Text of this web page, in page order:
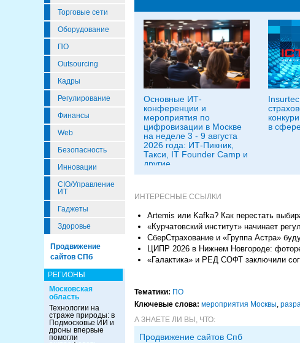
Торговые сети
Оборудование
ПО
Outsourcing
Кадры
Регулирование
Финансы
Web
Безопасность
Инновации
CIO/Управление
ИТ
Гаджеты
Здоровье
Продвижение
сайтов СПб
РЕГИОНЫ
Московская
область
Технологии на
страже природы: в
Подмосковье ИИ и
дроны впервые
помогли
Основные ИТ-
конференции и
мероприятия по
цифровизации в Москве
на неделе 3 - 9 августа
2026 года: ИТ-Пикник,
Такси, IT Founder Camp и
другие
в
ИНТЕРЕСНЫЕ ССЫЛКИ
Artemis или Kafka? Как перестать
«Курчатовский институт» начинает
СберСтрахование и «Группа Астра»
ЦИПР 2026 в Нижнем Новгороде:
«Галактика» и РЕД СОФТ заключили
Тематики: ПО
Ключевые слова: мероприятия Москвы,
А ЗНАЕТЕ ЛИ ВЫ, ЧТО:
Продвижение сайтов Спб